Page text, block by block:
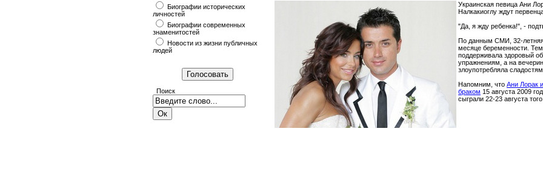
Биографии исторических
личностей
Биографии современных
знаменитостей
Новости из жизни публичных
людей
Поиск
Украинская певица Ани
Налкакиоглу ждут
"Да, я жду ребенка!", -
По данным СМИ, 32-
месяце беременности.
поддерживала здоровый
упражнениям, а на
злоупотребляла
Напомним, что Ани Лорак
браком 15 августа 2009
сыграли 22-23 августа